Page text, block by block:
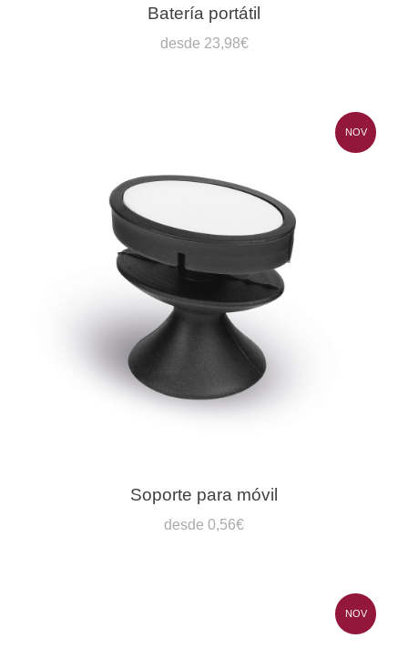
Batería portátil
desde 23,98€
NOV
Soporte para móvil
desde 0,56€
NOV